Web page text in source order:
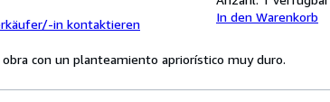
in kontaktieren
In den Warenkorb
con un planteamiento apriorístico muy duro.